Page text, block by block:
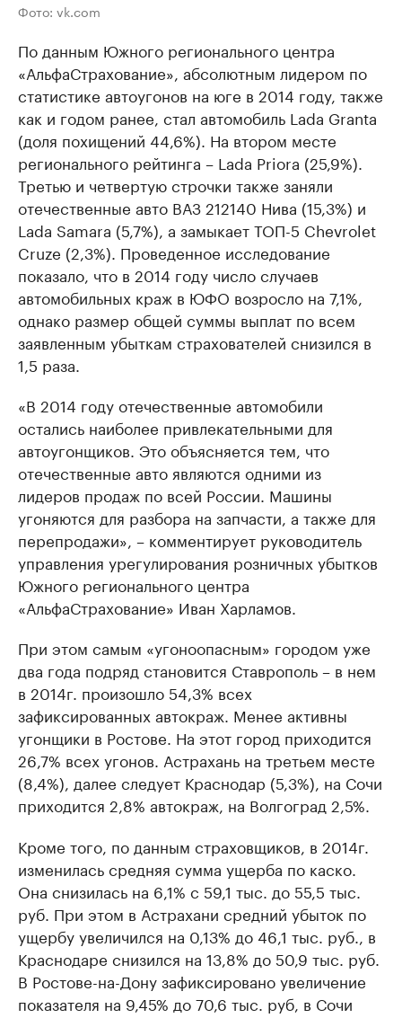
Фото: vk.com
По данным Южного регионального центра
«АльфаСтрахование», абсолютным лидером по
статистике автоугонов на юге в 2014 году, также
как и годом ранее, стал автомобиль Lada Granta
(доля похищений 44,6%). На втором месте
регионального рейтинга – Lada Priora (25,9%).
Третью и четвертую строчки также заняли
отечественные авто ВАЗ 212140 Нива (15,3%) и
Lada Samara (5,7%), а замыкает ТОП-5 Chevrolet
Cruze (2,3%). Проведенное исследование
показало, что в 2014 году число случаев
автомобильных краж в ЮФО возросло на 7,1%,
однако размер общей суммы выплат по всем
заявленным убыткам страхователей снизился в
1,5 раза.
«В 2014 году отечественные автомобили
остались наиболее привлекательными для
автоугонщиков. Это объясняется тем, что
отечественные авто являются одними из
лидеров продаж по всей России. Машины
угоняются для разбора на запчасти, а также для
перепродажи», – комментирует руководитель
управления урегулирования розничных убытков
Южного регионального центра
«АльфаСтрахование» Иван Харламов.
При этом самым «угоноопасным» городом уже
два года подряд становится Ставрополь – в нем
в 2014г. произошло 54,3% всех
зафиксированных автокраж. Менее активны
угонщики в Ростове. На этот город приходится
26,7% всех угонов. Астрахань на третьем месте
(8,4%), далее следует Краснодар (5,3%), на Сочи
приходится 2,8% автокраж, на Волгоград 2,5%.
Кроме того, по данным страховщиков, в 2014г.
изменилась средняя сумма ущерба по каско.
Она снизилась на 6,1% с 59,1 тыс. до 55,5 тыс.
руб. При этом в Астрахани средний убыток по
ущербу увеличился на 0,13% до 46,1 тыс. руб., в
Краснодаре снизился на 13,8% до 50,9 тыс. руб.
В Ростове-на-Дону зафиксировано увеличение
показателя на 9,45% до 70,6 тыс. руб, в Сочи